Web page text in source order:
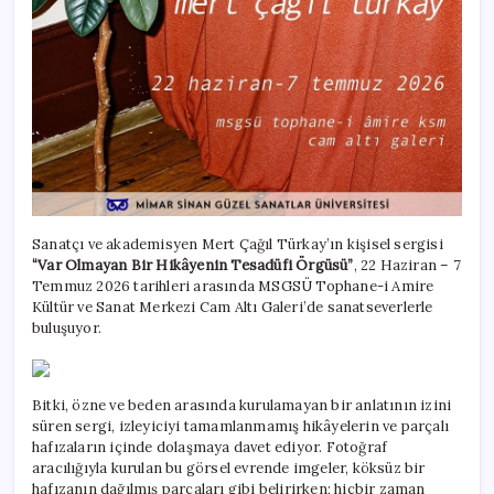
Sanatçı ve akademisyen Mert Çağıl Türkay’ın kişisel sergisi
“Var Olmayan Bir Hikâyenin Tesadüfi Örgüsü”, 22 Haziran – 7
Temmuz 2026 tarihleri arasında MSGSÜ Tophane-i Amire
Kültür ve Sanat Merkezi Cam Altı Galeri’de sanatseverlerle
buluşuyor.
Bitki, özne ve beden arasında kurulamayan bir anlatının izini
süren sergi, izleyiciyi tamamlanmamış hikâyelerin ve parçalı
hafızaların içinde dolaşmaya davet ediyor. Fotoğraf
aracılığıyla kurulan bu görsel evrende imgeler, köksüz bir
hafızanın dağılmış parçaları gibi belirirken; hiçbir zaman